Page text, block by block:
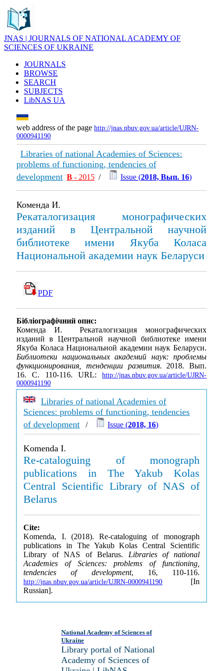
JNAS | JOURNALS OF NATIONAL ACADEMY OF
SCIENCES OF UKRAINE
JOURNALS
BROWSE
SEARCH
SUBJECTS
LibNAS UA
web address of the page http://jnas.nbuv.gov.ua/article/UJRN-
0000941190
Libraries of national Academies of Sciences:
problems of functioning, tendencies of
development В - 2015 / Issue (2018, Вып. 16)
Коменда И.
Рекаталогизация монографических
изданий в Центральной научной
библиотеке имени Якуба Коласа
Национальной академии наук Беларуси
PDF
Бібліографічний опис:
Коменда И. Рекаталогизация монографических
изданий в Центральной научной библиотеке имени
Якуба Коласа Национальной академии наук Беларуси.
Библиотеки национальных академий наук: проблемы
функционирования, тенденции развития. 2018. Вып.
16. С. 110-116. URL: http://jnas.nbuv.gov.ua/article/UJRN-
0000941190
Libraries of national Academies of
Sciences: problems of functioning, tendencies
of development / Issue (2018, 16)
Komenda I.
Re-cataloguing of monograph
publications in The Yakub Kolas
Central Scientific Library of NAS of
Belarus
Cite:
Komenda, I. (2018). Re-cataloguing of monograph
publications in The Yakub Kolas Central Scientific
Library of NAS of Belarus. Libraries of national
Academies of Sciences: problems of functioning,
tendencies of development, 16, 110-116.
http://jnas.nbuv.gov.ua/article/UJRN-0000941190 [In
Russian].
National Academy of Sciences of
Ukraine
Library portal of National
Academy of Sciences of